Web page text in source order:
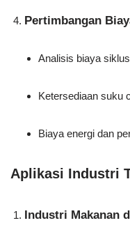
Pertimbangan
Analisis biaya
Ketersediaan suku
Biaya energi dan
Aplikasi Industri
Industri Makanan